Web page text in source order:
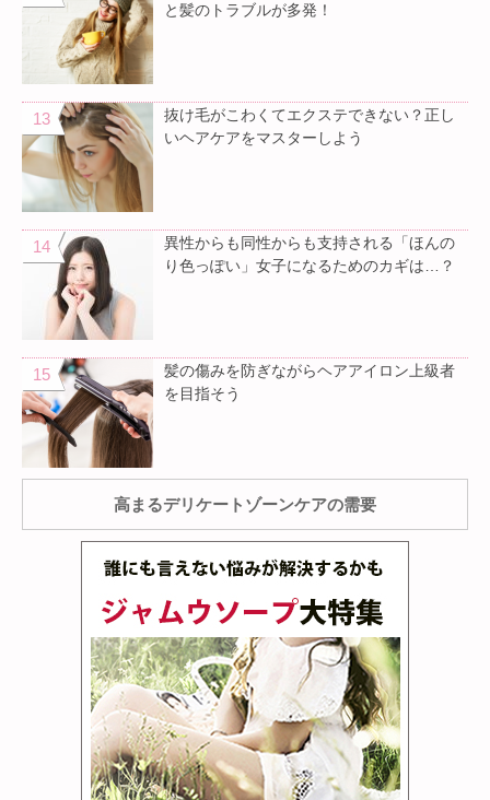
と髪のトラブルが多発！
抜け毛がこわくてエクステできない？正し
いヘアケアをマスターしよう
異性からも同性からも支持される「ほんの
り色っぽい」女子になるためのカギは…？
髪の傷みを防ぎながらヘアアイロン上級者
を目指そう
高まるデリケートゾーンケアの需要